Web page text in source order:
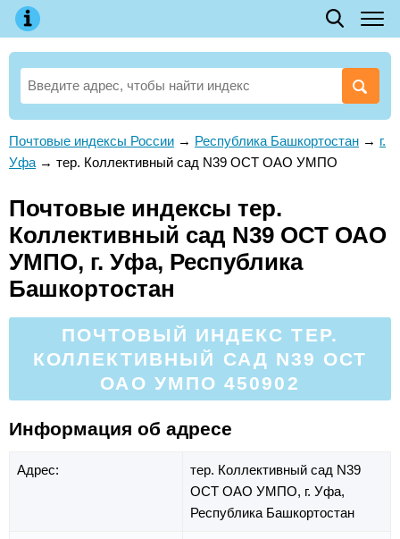
Почтовые индексы России → Республика Башкортостан → г.
Уфа → тер. Коллективный сад N39 ОСТ ОАО УМПО
Почтовые индексы тер.
Коллективный сад N39 ОСТ ОАО
УМПО, г. Уфа, Республика
Башкортостан
ПОЧТОВЫЙ ИНДЕКС ТЕР.
КОЛЛЕКТИВНЫЙ САД N39 ОСТ
ОАО УМПО 450902
Информация об адресе
Адрес:
тер. Коллективный сад N39
ОСТ ОАО УМПО, г. Уфа,
Республика Башкортостан